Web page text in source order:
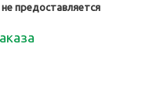
предоставляется